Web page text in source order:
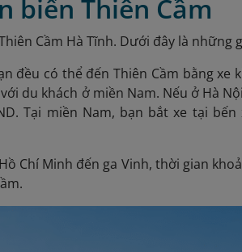
biển Thiên Cầm
Cầm Hà Tĩnh. Dưới đây là những
đều có thể đến Thiên Cầm bằng xe
du khách ở miền Nam. Nếu ở Hà
Tại miền Nam, bạn bắt xe tại
Chí Minh đến ga Vinh, thời gian